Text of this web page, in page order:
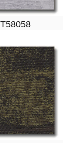
T58058